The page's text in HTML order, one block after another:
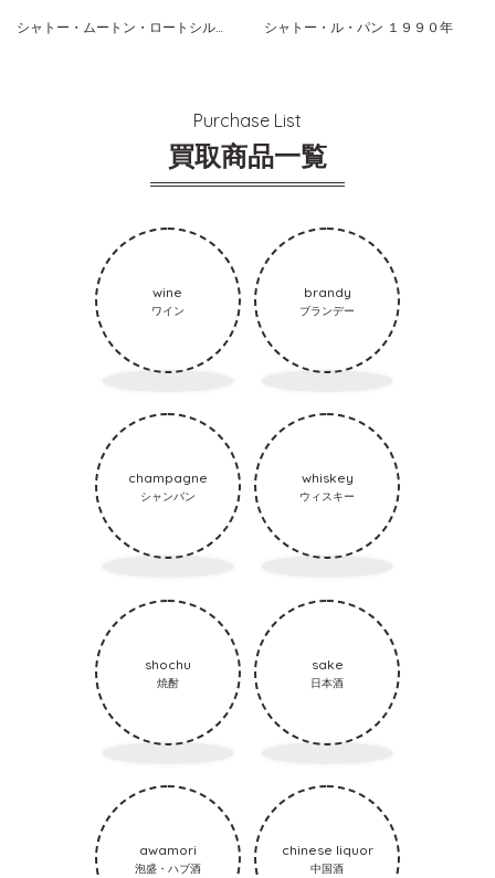
シャトー・ムートン・ロートシルト ２０１５年 シャトー・ル・パン １９９０年
Purchase List
買取商品一覧
wine
ワイン
brandy
ブランデー
champagne
シャンパン
whiskey
ウィスキー
shochu
焼酎
sake
日本酒
awamori
泡盛・ハブ酒
chinese liquor
中国酒